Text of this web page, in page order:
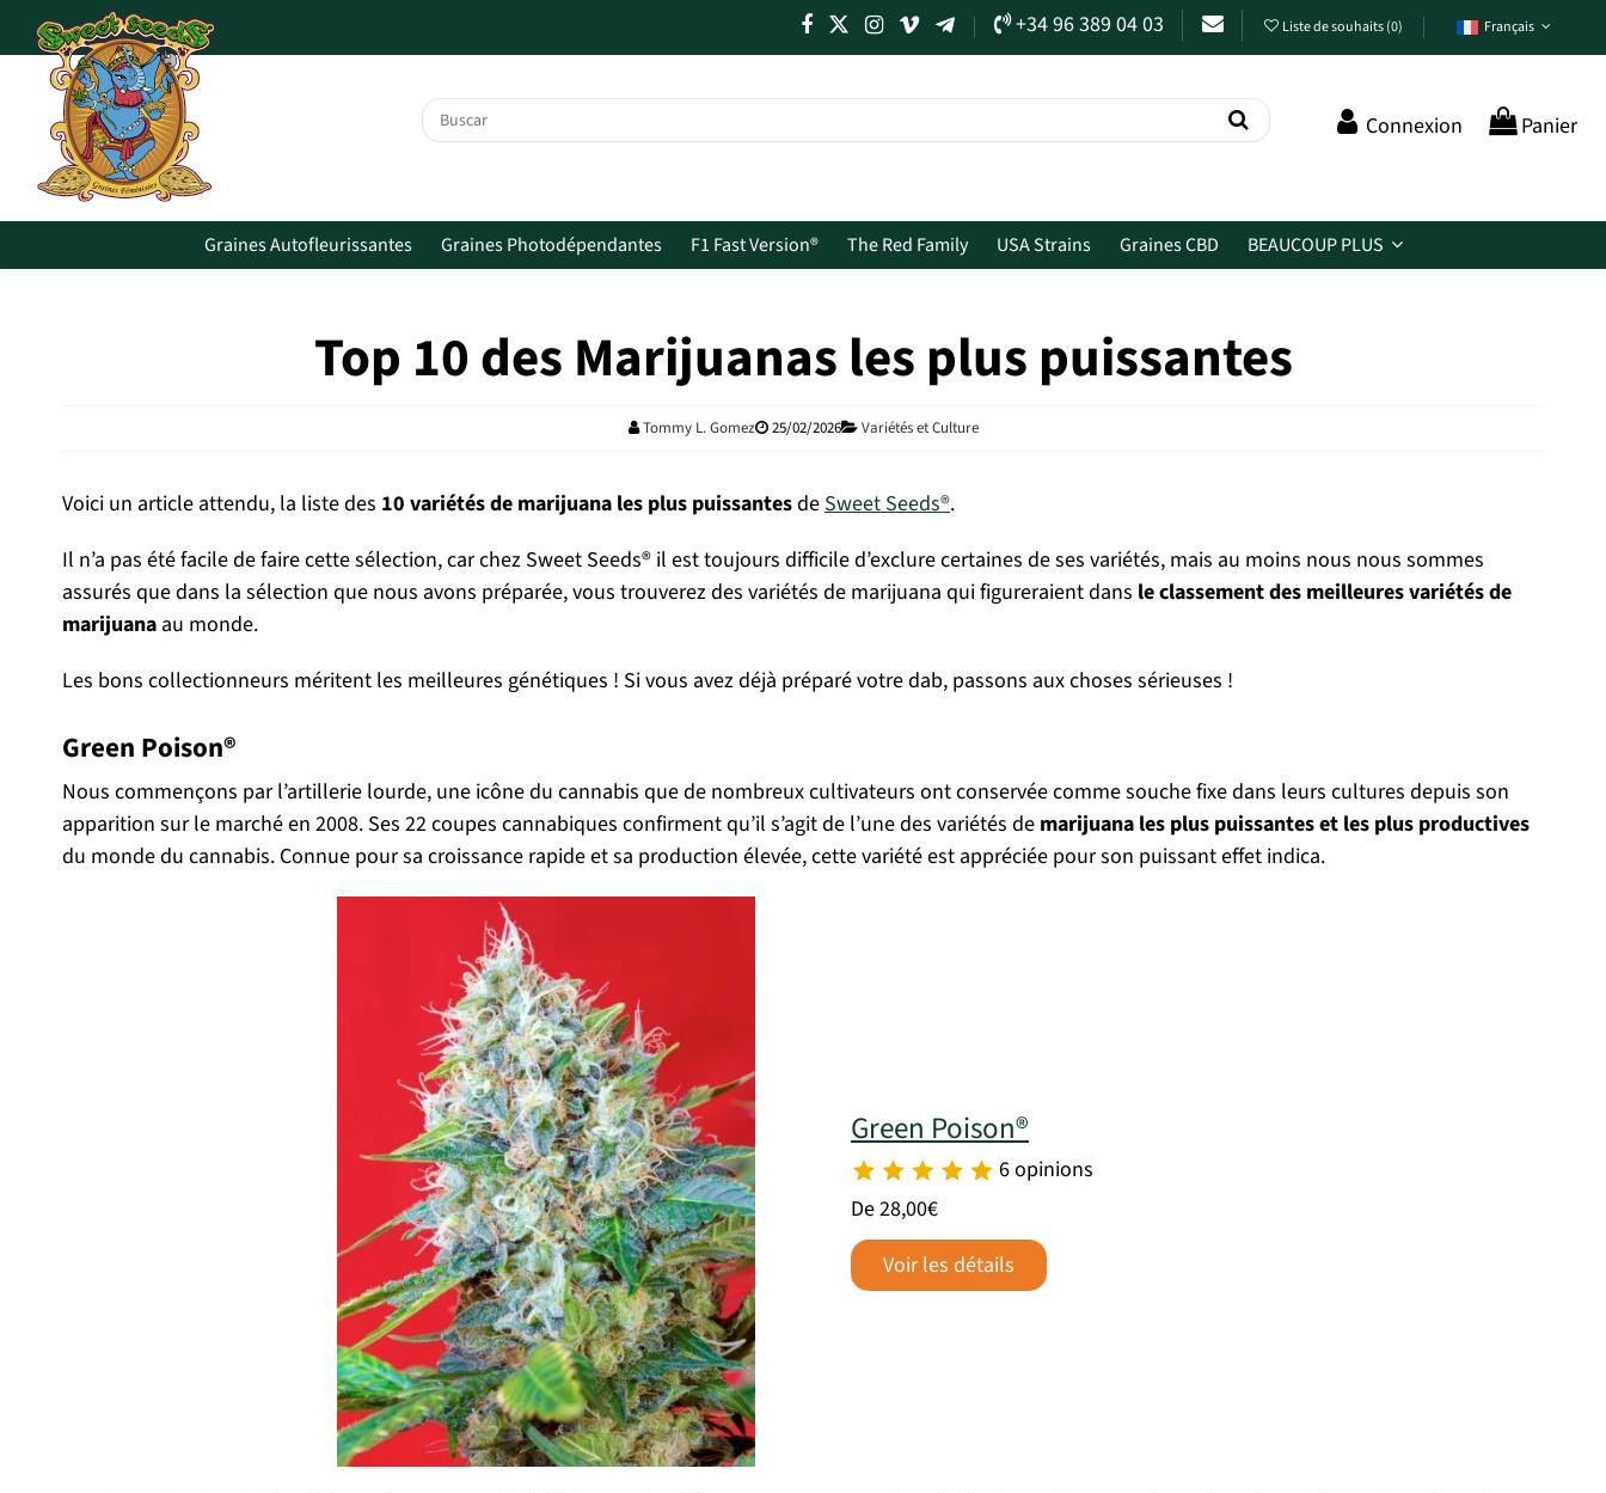
Skip to main content +34 96 389 04 03 Liste de souhaits(0) Français
Connexion Panier
Graines Autofleurissantes Graines Photodépendantes F1 Fast Version® The Red Family USA Strains Graines CBD BEAUCOUP PLUS
Top 10 des Marijuanas les plus puissantes
Tommy L. Gomez 25/02/2026 Variétés et Culture
Voici un article attendu, la liste des 10 variétés de marijuana les plus puissantesde Sweet Seeds®.
Il n’a pas été facile de faire cette sélection, car chez Sweet Seeds® il est toujours difficile d’exclure certaines de ses variétés, mais au moins nous nous sommes
assurés que dans la sélection que nous avons préparée, vous trouverez des variétés de marijuana qui figureraient dans le classement des meilleures variétés de
marijuana au monde.
Les bons collectionneurs méritent les meilleures génétiques ! Si vous avez déjà préparé votre dab, passons aux choses sérieuses !
Green Poison®
Nous commençons par l’artillerie lourde, une icône du cannabis que de nombreux cultivateurs ont conservée comme souche fixe dans leurs cultures depuis son
apparition sur le marché en 2008. Ses 22 coupes cannabiques confirment qu’il s’agit de l’une des variétés de marijuana les plus puissantes et les plus productives
du monde du cannabis. Connue pour sa croissance rapide et sa production élevée, cette variété est appréciée pour son puissant effet indica.
Green Poison®
6 opinions
De 28,00€
Voir les détails